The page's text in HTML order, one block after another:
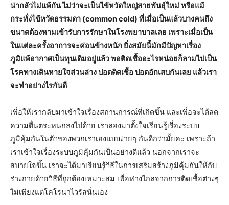
น่ากลัวไม่แพ้กัน ไม่ว่าจะเป็นไข้หวัดใหญ่สายพันธุ์ใหม่ หรือแม้
กระทั่งไข้หวัดธรรมดา (common cold) ที่เมื่อเป็นแล้วบางคนถึง
ขนาดต้องหามเข้ารับการรักษาในโรงพยาบาลเลย เพราะเมื่อเป็น
ในแต่ละครั้งอาการจะค่อนข้างหนัก ยิ่งสมัยนี้มักมีปัญหาเรื่อง
ภูมิแพ้อากาศเป็นทุนเดิมอยู่แล้ว พอติดเชื้ออะไรหน่อยก็ลามไปเป็น
โรคทางเดินหายใจส่วนล่าง ปอดติดเชื้อ ปอดอักเสบกันเลย แล้วเรา
จะทำอย่างไรกันดี
เพื่อให้เรากลับมาเข้าใจเรื่องสถานการณ์ที่เกิดขึ้น และเพื่อจะได้ลด
ความตื่นตระหนกลงไปด้วย เราลองมาตั้งใจเรียนรู้เรื่องระบบ
ภูมิคุ้มกันในตัวของพวกเราเองแบบง่ายๆ กันดีกว่ามั้ยคะ เพราะถ้า
เราเข้าใจเรื่องระบบภูมิคุ้มกันเป็นอย่างดีแล้ว นอกจากเราจะ
สบายใจขึ้น เราจะได้มาเรียนรู้วิธีในการเสริมสร้างภูมิคุ้มกันให้กับ
ร่างกายด้วยวิธีที่ถูกต้องเหมาะสม เพื่อห่างไกลจากการติดเชื้อต่างๆ
ไม่เพียงแต่โคโรนาไวรัสนั่นเอง